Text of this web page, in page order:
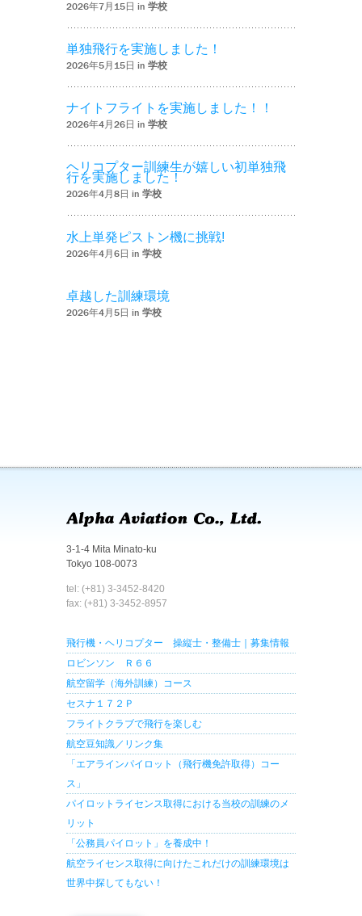
2026年7月15日 in 学校
単独飛行を実施しました！
2026年5月15日 in 学校
ナイトフライトを実施しました！！
2026年4月26日 in 学校
ヘリコプター訓練生が嬉しい初単独飛
行を実施しました！
2026年4月8日 in 学校
水上単発ピストン機に挑戦!
2026年4月6日 in 学校
卓越した訓練環境
2026年4月5日 in 学校
3-1-4 Mita Minato-ku
Tokyo 108-0073
tel: (+81) 3-3452-8420
fax: (+81) 3-3452-8957
飛行機・ヘリコプター 操縦士・整備士｜募集情報
ロビンソン Ｒ６６
航空留学（海外訓練）コース
セスナ１７２Ｐ
フライトクラブで飛行を楽しむ
航空豆知識／リンク集
「エアラインパイロット（飛行機免許取得）コー
ス」
パイロットライセンス取得における当校の訓練のメ
リット
「公務員パイロット」を養成中！
航空ライセンス取得に向けたこれだけの訓練環境は
世界中探してもない！